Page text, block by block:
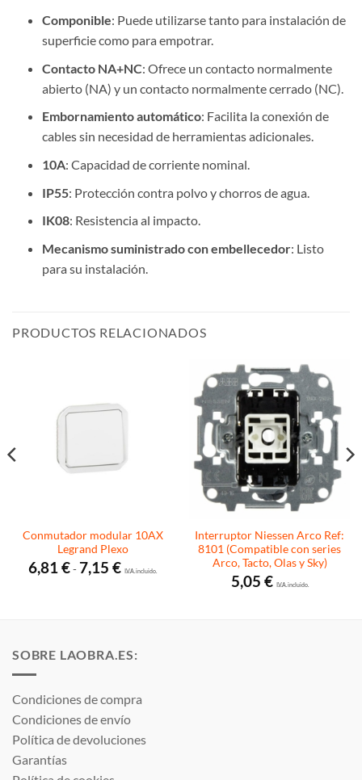
Componible: Puede utilizarse tanto para instalación de
superficie como para empotrar.
Contacto NA+NC: Ofrece un contacto normalmente
abierto (NA) y un contacto normalmente cerrado (NC).
Embornamiento automático: Facilita la conexión de
cables sin necesidad de herramientas adicionales.
10A: Capacidad de corriente nominal.
IP55: Protección contra polvo y chorros de agua.
IK08: Resistencia al impacto.
Mecanismo suministrado con embellecedor: Listo
para su instalación.
PRODUCTOS RELACIONADOS
Conmutador modular 10AX
Legrand Plexo
6,81 €- 7,15 €Rango
de
I.V.A. incluido.
Interruptor Niessen Arco Ref:
8101 (Compatible con series
Arco, Tacto, Olas y Sky)
5,05 €I.V.A. incluido.
SOBRE LAOBRA.ES:
Condiciones de compra
Condiciones de envío
Política de devoluciones
Garantías